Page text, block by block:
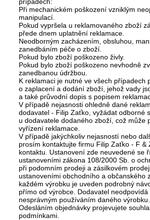
Při mechanickém poškození vzniklým
manipulací.
Pokud vypršela u reklamovaného zboží
přede dnem uplatnění reklamace.
Neodborným zacházením, obsluhou,
zanedbáním péče o zboží.
Pokud bylo zboží poškozeno živly.
Pokud bylo zboží poškozeno nevhodně
zanedbanou údržbou.
K reklamaci je nutné ve všech případech
o zaplacení a dodání zboží, jehož vady
a také průvodní dopis s popisem
V případě nejasnosti ohledně dané
dodavatel - Filip Zaťko, vyžádat odborné
u dodavatele dodaného zboží, což může
vyřízení reklamace.
V případě jakýchkoliv nejasností nebo
prosím kontaktujte firmu Filip Zaťko - F &
kontaktu. Ustanovení zde neuvedené se
ustanoveními zákona 108/2000 Sb. o
při podomním prodeji a zásilkovém
ustanoveními obchodního a občanského
každém výrobku je uveden podrobný
přímo od výrobce. Dodavatel neodpovídá
nesprávným používáním daného výrobku.
Odesláním objednávky projevujete
podmínkami.